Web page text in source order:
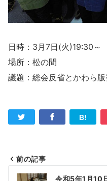
日時：3月7日(火)19:30～
場所：松の間
議題：総会反省とかわら
投
前の記事
令和5年1月10